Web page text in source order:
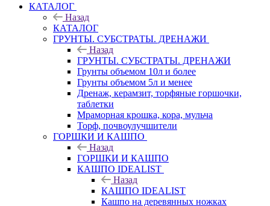
КАТАЛОГ
Назад
КАТАЛОГ
ГРУНТЫ. СУБСТРАТЫ. ДРЕНАЖИ
Назад
ГРУНТЫ. СУБСТРАТЫ. ДРЕНАЖИ
Грунты объемом 10л и более
Грунты объемом 5л и менее
Дренаж, керамзит, торфяные горшочки,
таблетки
Мраморная крошка, кора, мульча
Торф, почвоулучшители
ГОРШКИ И КАШПО
Назад
ГОРШКИ И КАШПО
КАШПО IDEALIST
Назад
КАШПО IDEALIST
Кашпо на деревянных ножках